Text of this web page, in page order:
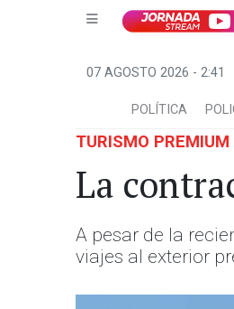
07 AGOSTO 2026 - 2:41
POLÍTICA
TURISMO PREMIUM
La
A pesar de la
viajes al exterior